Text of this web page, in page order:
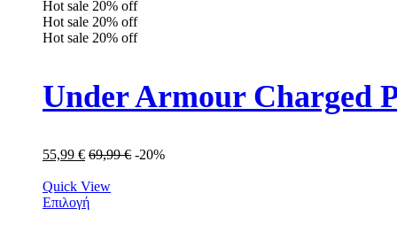
Hot sale 20% off
Hot sale 20% off
Hot sale 20% off
Under Armour Charged
55,99 € 69,99€ -20%
Quick View
Επιλογή